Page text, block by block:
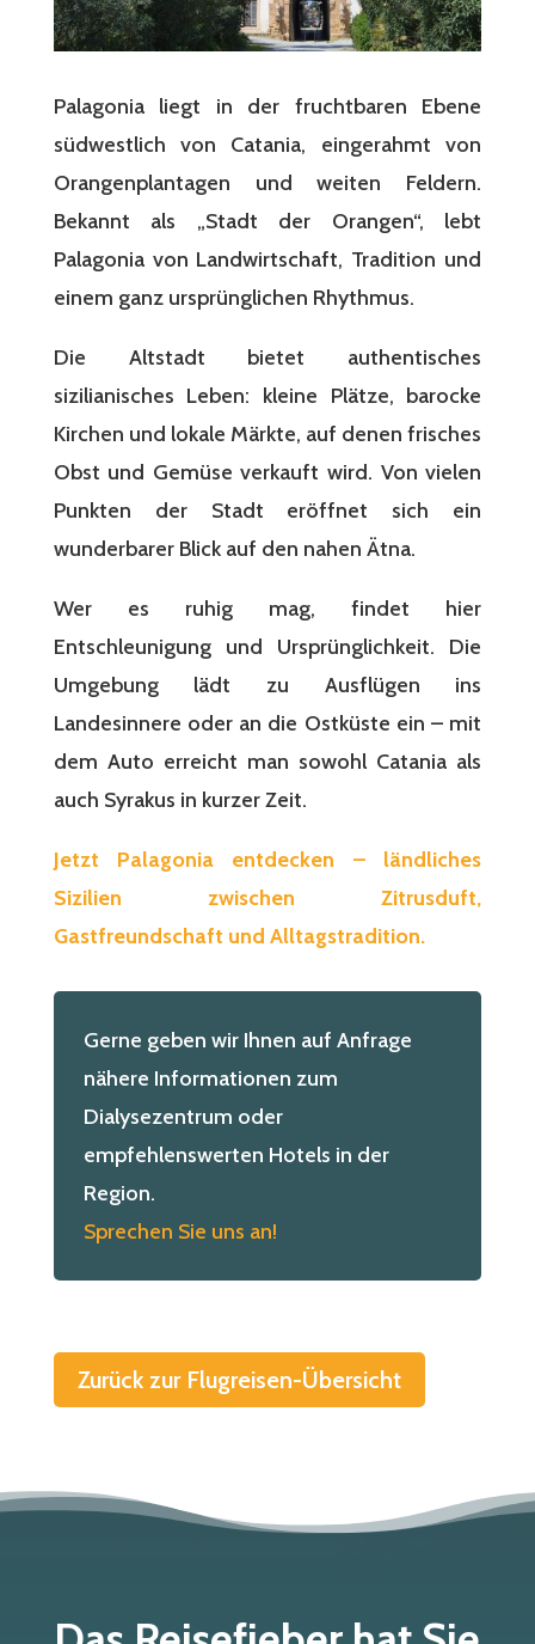
Palagonia liegt in der fruchtbaren Ebene
südwestlich von Catania, eingerahmt von
Orangenplantagen und weiten Feldern.
Bekannt als „Stadt der Orangen“, lebt
Palagonia von Landwirtschaft, Tradition und
einem ganz ursprünglichen Rhythmus.
Die Altstadt bietet authentisches
sizilianisches Leben: kleine Plätze, barocke
Kirchen und lokale Märkte, auf denen frisches
Obst und Gemüse verkauft wird. Von vielen
Punkten der Stadt eröffnet sich ein
wunderbarer Blick auf den nahen Ätna.
Wer es ruhig mag, findet hier
Entschleunigung und Ursprünglichkeit. Die
Umgebung lädt zu Ausflügen ins
Landesinnere oder an die Ostküste ein – mit
dem Auto erreicht man sowohl Catania als
auch Syrakus in kurzer Zeit.
Jetzt Palagonia entdecken – ländliches
Sizilien zwischen Zitrusduft,
Gastfreundschaft und Alltagstradition.
Gerne geben wir Ihnen auf Anfrage
nähere Informationen zum
Dialysezentrum oder
empfehlenswerten Hotels in der
Region.
Sprechen Sie uns an!
Zurück zur Flugreisen-Übersicht